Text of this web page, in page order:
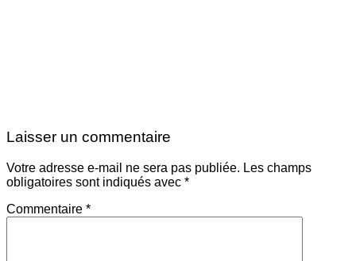
Laisser un commentaire
Votre adresse e-mail ne sera pas publiée. Les champs
obligatoires sont indiqués avec *
Commentaire *